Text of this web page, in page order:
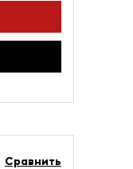
Сравнить